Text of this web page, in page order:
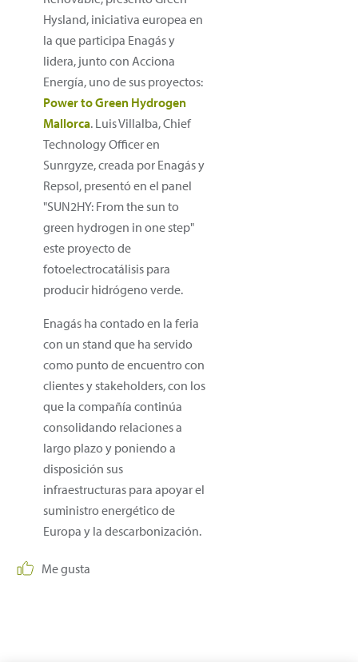
Hysland, iniciativa europea en
la que participa Enagás y
lidera, junto con Acciona
Energía, uno de sus proyectos:
Power to Green Hydrogen
Mallorca. Luis Villalba, Chief
Technology Officer en
Sunrgyze, creada por Enagás y
Repsol, presentó en el panel
"SUN2HY: From the sun to
green hydrogen in one step"
este proyecto de
fotoelectrocatálisis para
producir hidrógeno verde.
Enagás ha contado en la feria
con un stand que ha servido
como punto de encuentro con
clientes y stakeholders, con los
que la compañía continúa
consolidando relaciones a
largo plazo y poniendo a
disposición sus
infraestructuras para apoyar el
suministro energético de
Europa y la descarbonización.
Me gusta